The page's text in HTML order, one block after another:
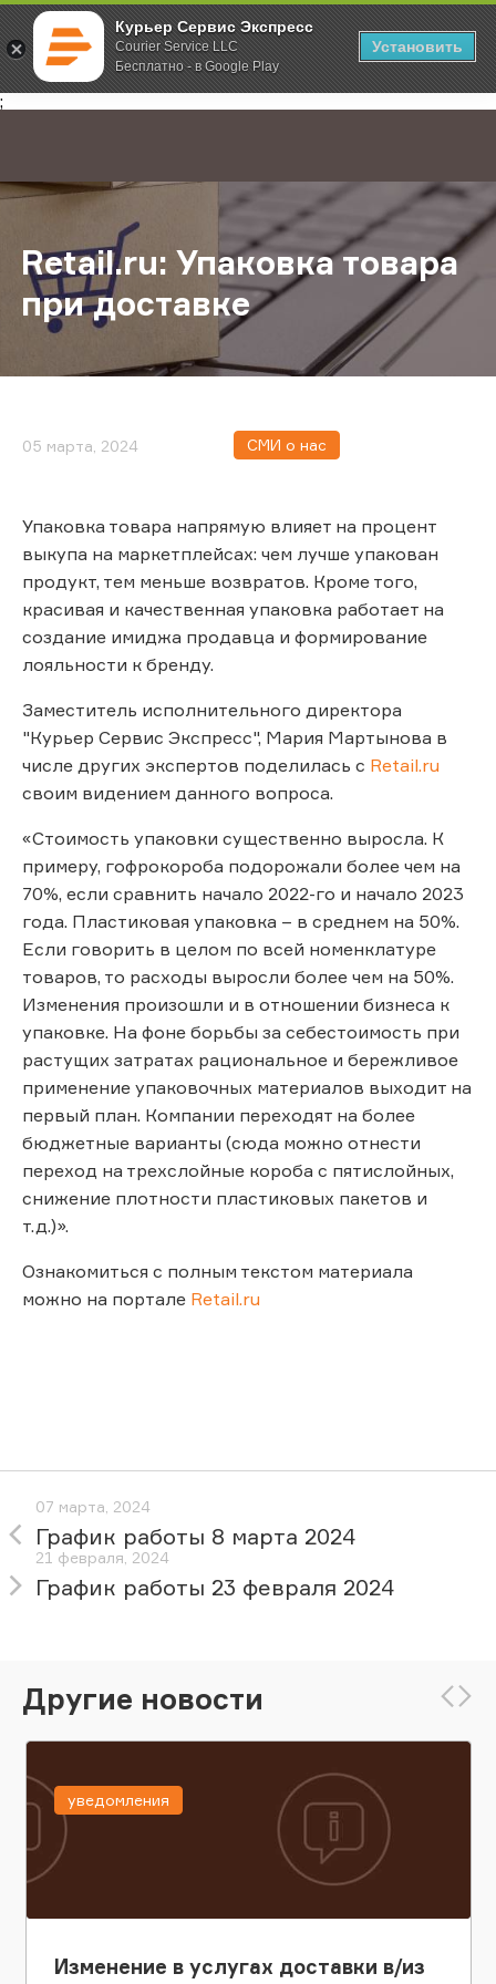
Курьер Сервис Экспресс
Courier Service LLC
Бесплатно - в Google Play
Установить
;
Главная О компании Новости Retail.ru: Упаковка товара при
Retail.ru: Упаковка товара
при доставке
05 марта, 2024 СМИ о нас
Упаковка товара напрямую влияет на процент
выкупа на маркетплейсах: чем лучше упакован
продукт, тем меньше возвратов. Кроме того,
красивая и качественная упаковка работает на
создание имиджа продавца и формирование
лояльности к бренду.
Заместитель исполнительного директора
"Курьер Сервис Экспресс", Мария Мартынова в
числе других экспертов поделилась с Retail.ru
своим видением данного вопроса.
«Стоимость упаковки существенно выросла. К
примеру, гофрокороба подорожали более чем на
70%, если сравнить начало 2022-го и начало 2023
года. Пластиковая упаковка – в среднем на 50%.
Если говорить в целом по всей номенклатуре
товаров, то расходы выросли более чем на 50%.
Изменения произошли и в отношении бизнеса к
упаковке. На фоне борьбы за себестоимость при
растущих затратах рациональное и бережливое
применение упаковочных материалов выходит на
первый план. Компании переходят на более
бюджетные варианты (сюда можно отнести
переход на трехслойные короба с пятислойных,
снижение плотности пластиковых пакетов и
т.д.)».
Ознакомиться с полным текстом материала
можно на портале Retail.ru
07 марта, 2024
График работы 8 марта 2024
21 февраля, 2024
График работы 23 февраля 2024
Другие новости
Изменение в услугах доставки в/из
уведомления